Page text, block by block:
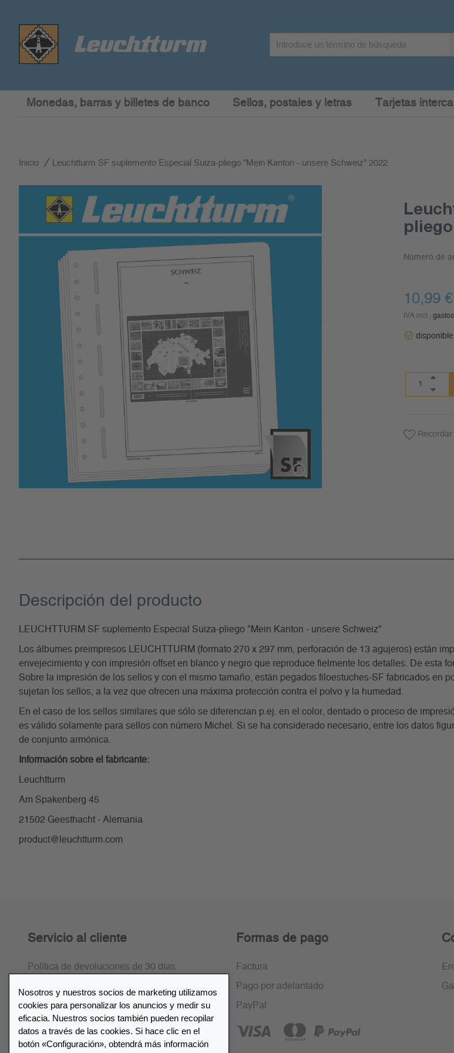
Monedas, barras y billetes de banco Sellos, postales y letras Tarjetas
Inicio Leuchtturm SF suplemento Especial Suiza-pliego "Mein Kanton - unsere Schweiz" 2022
Número de
10,99 €
IVA incl.,
Recordar
Descripción del producto
LEUCHTTURM SF suplemento Especial Suiza-pliego "Mein Kanton - unsere Schweiz"
Los álbumes preimpresos LEUCHTTURM (formato 270 x 297 mm, perforación de 13 agujeros) están
envejecimiento y con impresión offset en blanco y negro que reproduce fielmente los detalles. De esta
Sobre la impresión de los sellos y con el mismo tamaño, están pegados filoestuches-SF fabricados en
sujetan los sellos, a la vez que ofrecen una máxima protección contra el polvo y la humedad.
En el caso de los sellos similares que sólo se diferencian p.ej. en el color, dentado o proceso de
es válido solamente para sellos con número Michel. Si se ha considerado necesario, entre los datos
de conjunto armónica.
Información sobre el fabricante:
Leuchtturm
Am Spakenberg 45
21502 Geesthacht - Alemania
product@leuchtturm.com
Servicio al cliente
Política de devoluciones de 30 días
Preguntas frecuentes
Formas de pago
Factura
Pago por adelantado
PayPal
Nosotros y nuestros socios de marketing utilizamos
cookies para personalizar los anuncios y medir su
eficacia. Nuestros socios también pueden recopilar
datos a través de las cookies. Si hace clic en el
botón «Configuración», obtendrá más información